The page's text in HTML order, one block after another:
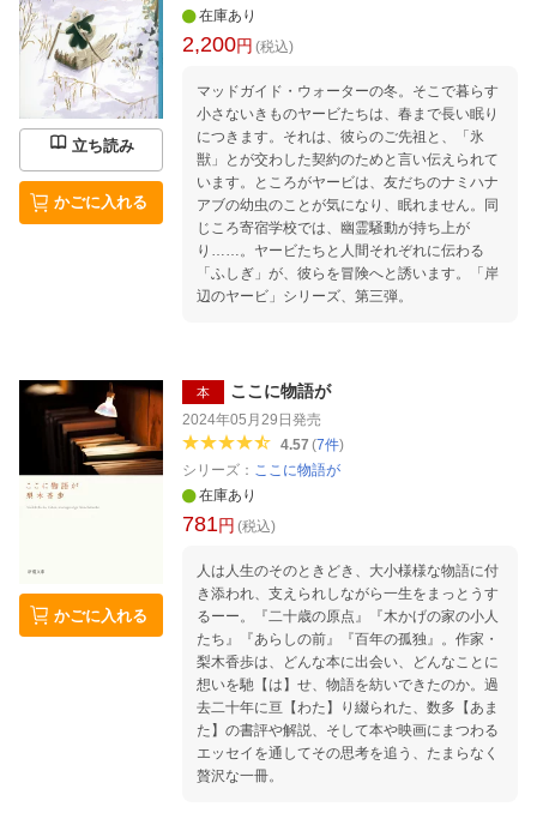
立ち読み
かごに入れる
在庫あり
2,200円 (税込)
マッドガイド・ウォーターの冬。そこで暮らす
小さないきものヤービたちは、春まで長い眠り
につきます。それは、彼らのご先祖と、「氷
獣」とが交わした契約のためと言い伝えられて
います。ところがヤービは、友だちのナミハナ
アブの幼虫のことが気になり、眠れません。同
じころ寄宿学校では、幽霊騒動が持ち上が
り……。ヤービたちと人間それぞれに伝わる
「ふしぎ」が、彼らを冒険へと誘います。「岸
辺のヤービ」シリーズ、第三弾。
かごに入れる
本 ここに物語が
2024年05月29日 発売
4.57 (7件)
シリーズ： ここに物語が
在庫あり
781円 (税込)
人は人生のそのときどき、大小様様な物語に付
き添われ、支えられしながら一生をまっとうす
るーー。『二十歳の原点』『木かげの家の小人
たち』『あらしの前』『百年の孤独』。作家・
梨木香歩は、どんな本に出会い、どんなことに
想いを馳【は】せ、物語を紡いできたのか。過
去二十年に亘【わた】り綴られた、数多【あま
た】の書評や解説、そして本や映画にまつわる
エッセイを通してその思考を追う、たまらなく
贅沢な一冊。